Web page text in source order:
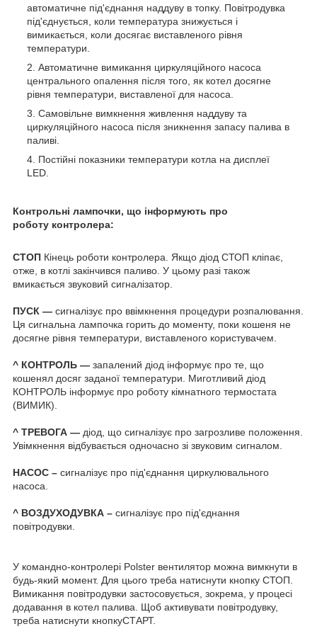
автоматичне під'єднання наддуву в топку. Повітродувка
під'єднується, коли температура знижується і
вимикається, коли досягає виставленого рівня
температури.
Автоматичне вимикання циркуляційного насоса
центрального опалення після того, як котел досягне
рівня температури, виставленої для насоса.
Самовільне вимкнення живлення наддуву та
циркуляційного насоса після зникнення запасу палива в
паливі.
Постійні показники температури котла на дисплеї
LED.
Контрольні лампочки, що інформують про
роботу контролера:
СТОП Кінець роботи контролера. Якщо діод СТОП кліпає,
отже, в котлі закінчився паливо. У цьому разі також
вмикається звуковий сигналізатор.
ПУСК — сигналізує про ввімкнення процедури розпалювання.
Ця сигнальна лампочка горить до моменту, поки кошеня не
досягне рівня температури, виставленого користувачем.
^ КОНТРОЛЬ — запалений діод інформує про те, що
кошенял досяг заданої температури. Миготливий діод
КОНТРОЛЬ інформує про роботу кімнатного термостата
(ВИМИК).
^ ТРЕВОГА — діод, що сигналізує про загрозливе положення.
Увімкнення відбувається одночасно зі звуковим сигналом.
НАСОС – сигналізує про під'єднання циркулювального
насоса.
^ ВОЗДУХОДУВКА – сигналізує про під'єднання
повітродувки.
У командно-контролері Polster вентилятор можна вимкнути в
будь-який момент. Для цього треба натиснути кнопку СТОП.
Вимикання повітродувки застосовується, зокрема, у процесі
додавання в котел палива. Щоб активувати повітродувку,
треба натиснути кнопкуСТАРТ.